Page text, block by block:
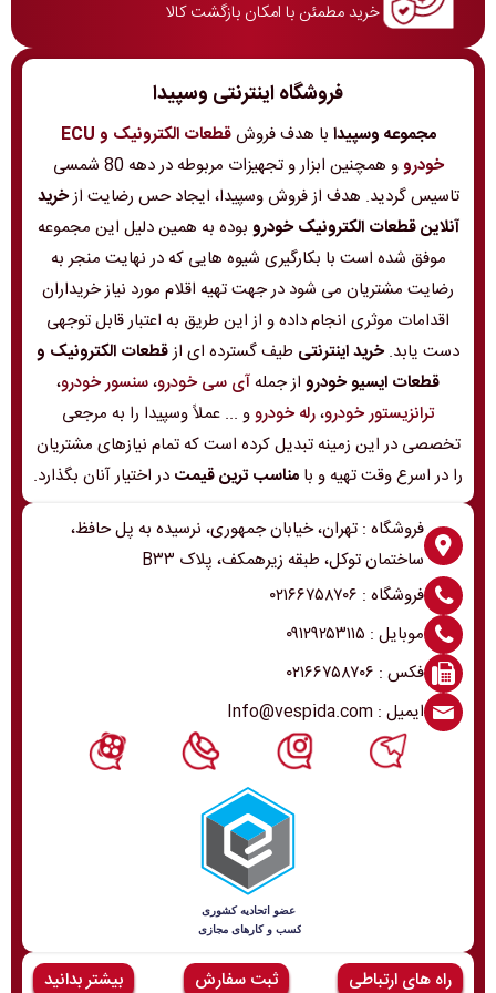
خرید مطمئن با امکان بازگشت کالا
فروشگاه اینترنتی وسپیدا
مجموعه وسپیدا با هدف فروش
قطعات الکترونیک و ECU
خودرو
و همچنین ابزار و تجهیزات مربوطه در دهه 80 شمسی
تاسیس گردید. هدف از فروش وسپیدا، ایجاد حس رضایت ازخرید
آنلاین قطعات الکترونیک خودرو بوده به همین دلیل این مجموعه
موفق شده است با بکارگیری شیوه هایی که در نهایت منجر به
رضایت مشتریان می شود در جهت تهیه اقلام مورد نیاز خریداران
اقدامات موثری انجام داده و از این طریق به اعتبار قابل توجهی
دست یابد.خرید اینترنتی طیف گسترده ای ازقطعات الکترونیک و
قطعات ایسیو خودرو از جملهآی سی خودرو،سنسور خودرو،
ترانزیستور خودرو،رله خودروو ... عملاً وسپیدا را به مرجعی
تخصصی در این زمینه تبدیل کرده است که تمام نیازهای مشتریان
را در اسرع وقت تهیه و با مناسب ترین قیمت در اختیار آنان بگذارد.
فروشگاه : تهران، خیابان جمهوری، نرسیده به پل حافظ،
ساختمان توکل، طبقه زیرهمکف، پلاک B۳۳
فروشگاه : ۰۲۱۶۶۷۵۸۷۰۶
موبایل : ۰۹۱۲۹۲۵۳۱۱۵
فکس : ۰۲۱۶۶۷۵۸۷۰۶
ایمیل : Info@vespida.com
راه های ارتباطی ثبت سفارش بیشتر بدانید